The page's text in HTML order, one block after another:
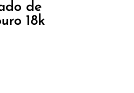
de
18k